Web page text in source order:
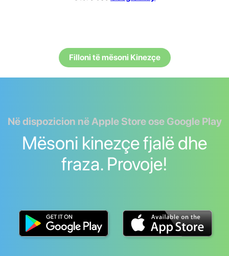
Filloni të mësoni Kinezçe
Në dispozicion në Apple Store ose Google Play
Mësoni kinezçe fjalë dhe
fraza. Provoje!